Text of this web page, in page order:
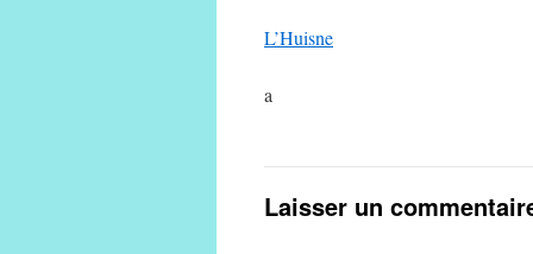
L’Huisne
a
Laisser un